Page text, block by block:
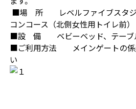
■場 所 レベルファイブスタジ
コンコース（北側女性用トイレ前）
■設 備 ベビーベッド、テーブ
■ご利用方法 メインゲートの係
い